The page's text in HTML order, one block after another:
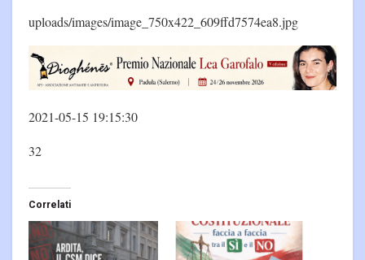
uploads/images/image_750x422_609ffd7574ea8.jpg
2021-05-15 19:15:30
32
Correlati